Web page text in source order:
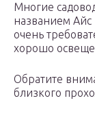
Многие
названием
очень
хорошо
Обратите
близкого